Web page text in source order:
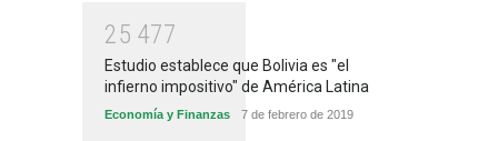
25 477
Estudio establece que Bolivia es "el
infierno impositivo" de América Latina
Economía y Finanzas 7 de febrero de 2019